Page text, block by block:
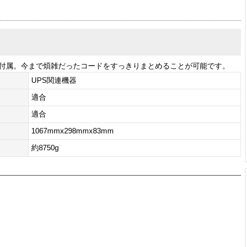
。今まで煩雑だったコードをすっきりまとめることが可能です。
UPS関連機器
適合
適合
1067mmx298mmx83mm
約8750g